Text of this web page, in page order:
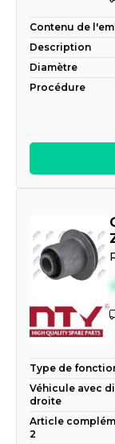
Contenu de
Description
Diamètre
Procédure
Type de
Véhicule avec
droite
Article
2